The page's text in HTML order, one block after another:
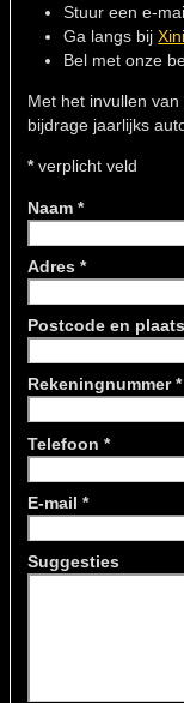
Stuur een e-
Ga langs bij
Bel met onze
Met het invullen
bijdrage jaarlijks
*verplicht veld
Naam *
Adres *
Postcode en
Rekeningnummer *
Telefoon *
E-mail *
Suggesties